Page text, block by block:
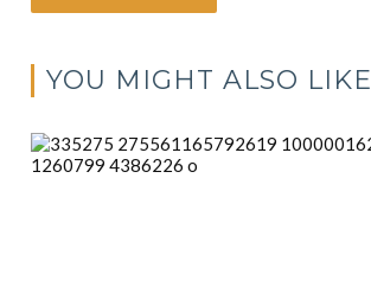
YOU MIGHT ALSO LIKE